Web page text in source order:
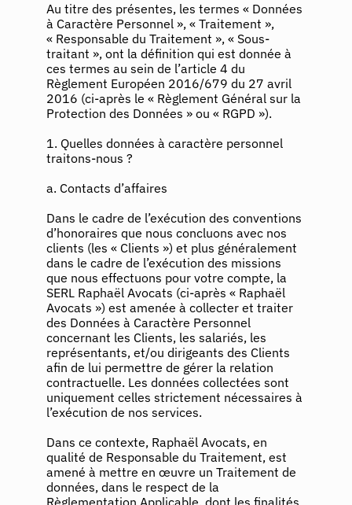
Au titre des présentes, les termes « Données
à Caractère Personnel », « Traitement »,
« Responsable du Traitement », « Sous-
traitant », ont la définition qui est donnée à
ces termes au sein de l’article 4 du
Règlement Européen 2016/679 du 27 avril
2016 (ci-après le « Règlement Général sur la
Protection des Données » ou « RGPD »).
1. Quelles données à caractère personnel
traitons-nous ?​
a. Contacts d’affaires
Dans le cadre de l’exécution des conventions
d’honoraires que nous concluons avec nos
clients (les « Clients ») et plus généralement
dans le cadre de l’exécution des missions
que nous effectuons pour votre compte, la
SERL Raphaël Avocats (ci-après « Raphaël
Avocats ») est amenée à collecter et traiter
des Données à Caractère Personnel
concernant les Clients, les salariés, les
représentants, et/ou dirigeants des Clients
afin de lui permettre de gérer la relation
contractuelle. Les données collectées sont
uniquement celles strictement nécessaires à
l’exécution de nos services.
Dans ce contexte, Raphaël Avocats, en
qualité de Responsable du Traitement, est
amené à mettre en œuvre un Traitement de
données, dans le respect de la